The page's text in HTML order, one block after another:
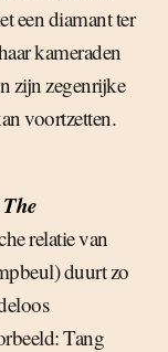
een diamant ter
kameraden
zijn zegenrijke
voortzetten.
The
relatie van
duurt zo
Tang